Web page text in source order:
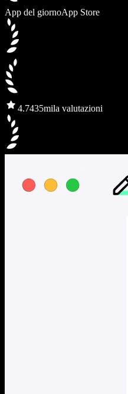
App del giornoApp Store
4.7435mila valutazioni